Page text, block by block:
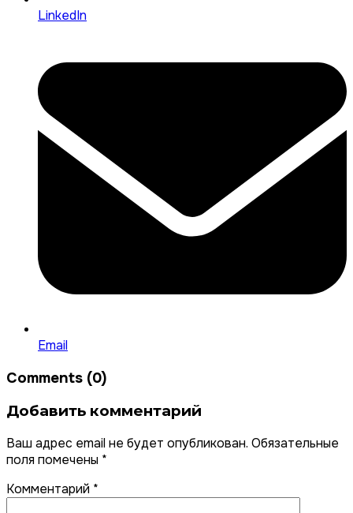
LinkedIn
Email
Comments (0)
Добавить комментарий
Ваш адрес email не будет опубликован. Обязательные
поля помечены *
Комментарий *